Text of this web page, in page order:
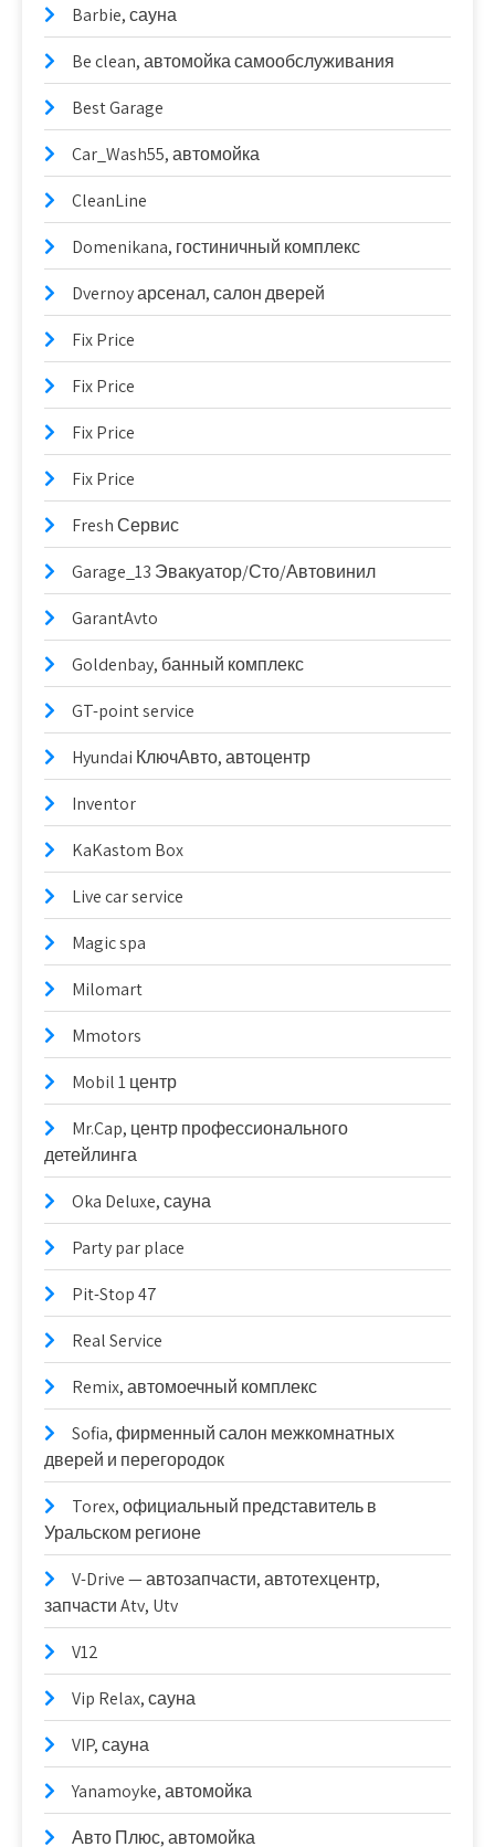
Barbie, сауна
Be clean, автомойка самообслуживания
Best Garage
Car_Wash55, автомойка
CleanLine
Domenikana, гостиничный комплекс
Dvernoy арсенал, салон дверей
Fix Price
Fix Price
Fix Price
Fix Price
Fresh Сервис
Garage_13 Эвакуатор/Сто/Автовинил
GarantAvto
Goldenbay, банный комплекс
GT-point service
Hyundai КлючАвто, автоцентр
Inventor
KaKastom Box
Live car service
Magic spa
Milomart
Mmotors
Mobil 1 центр
Mr.Cap, центр профессионального
детейлинга
Oka Deluxe, сауна
Party par place
Pit-Stop 47
Real Service
Remix, автомоечный комплекс
Sofia, фирменный салон межкомнатных
дверей и перегородок
Torex, официальный представитель в
Уральском регионе
V-Drive — автозапчасти, автотехцентр,
запчасти Atv, Utv
V12
Vip Relax, сауна
VIP, сауна
Yanamoyke, автомойка
Авто Плюс, автомойка